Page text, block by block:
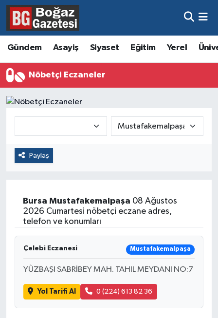
Gündem Asayiş Siyaset Eğitim Yerel
Nöbetçi Eczaneler
Paylaş
Bursa Mustafakemalpaşa 08 Ağustos
2026 Cumartesi nöbetçi eczane adres,
telefon ve konumları
Çelebi Eczanesi Mustafakemalpaşa
YÜZBAŞI SABRİBEY MAH. TAHIL MEYDANI NO:7
Yol Tarifi Al 0 (224) 613 82 36
Asayiş
Eğitim
Ekonomi
Kültür ve Sanat
Magazin
Sağlık
Hava Durumu
Trafik Durumu
Süper Lig Puan Durumu ve Fikstür
Son Dakika Haberleri
Haber Arşivi